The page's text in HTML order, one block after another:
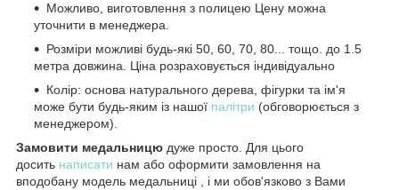
Можливо, виготовлення з полицею Цену можна
уточнити в менеджера.
Розміри можливі будь-які 50, 60, 70, 80... тощо. до 1.5
метра довжина. Ціна розраховується індивідуально
Колір: основа натурального дерева, фігурки та ім'я
може бути будь-яким із нашої палітри (обговорюється з
менеджером).
Замовити медальницю дуже просто. Для цього
досить написати нам або оформити замовлення на
вподобану модель медальниці , і ми обов'язково з Вами